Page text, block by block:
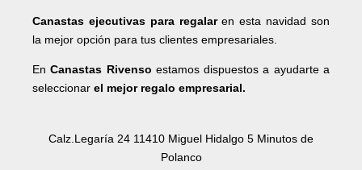
Canastas ejecutivas para regalaren esta navidad son
la mejor opción para tus clientes empresariales.
EnCanastas Rivenso estamos dispuestos a ayudarte a
seleccionar el mejor regalo empresarial.
Calz.Legaría 24 11410 Miguel Hidalgo 5 Minutos de
Polanco